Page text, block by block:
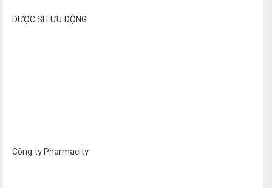
DƯỢC SĨ LƯU ĐỘNG
Công ty Pharmacity